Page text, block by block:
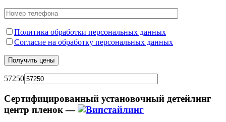
Политика обработки персональных данных
Согласие на обработку персональных данных
57250
Сертифицированный установочный детейлинг
центр пленок —